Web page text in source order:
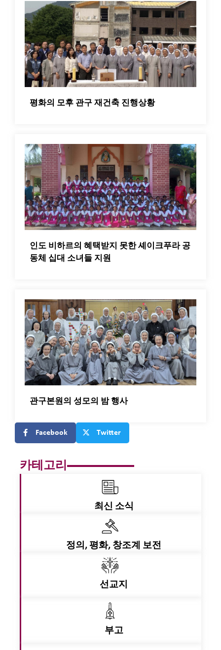
평화의 모후 관구 재건축 진행상황
인도 비하르의 혜택받지 못한 셰이크푸라 공
동체 십대 소녀들 지원
관구본원의 성모의 밤 행사
Facebook Twitter
카테고리
최신 소식
정의, 평화, 창조계 보전
선교지
부고